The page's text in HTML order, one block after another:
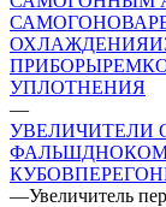
ОХЛАЖДЕНИЯ
ПРИБОРЫ
УПЛОТНЕНИЯ
—
УВЕЛИЧИТЕЛИ
ФАЛЬШДНО
КУБОВ
—Увеличитель